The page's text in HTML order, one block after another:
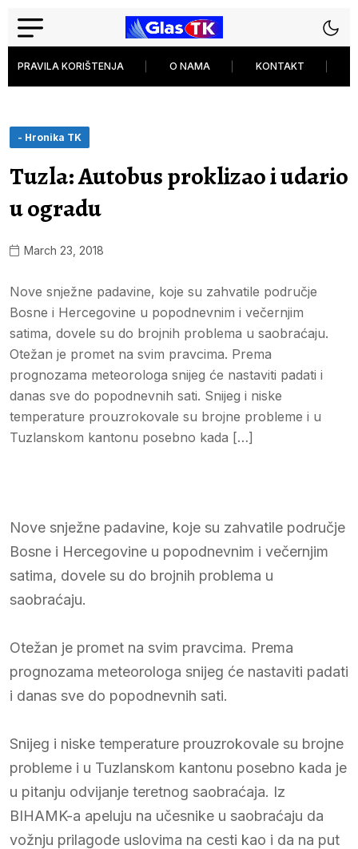
PRAVILA KORIŠTENJA O NAMA KONTAKT
- Hronika TK
Tuzla: Autobus proklizao i udario
u ogradu
March 23, 2018
Nove snježne padavine, koje su zahvatile područje
Bosne i Hercegovine u popodnevnim i večernjim
satima, dovele su do brojnih problema u saobraćaju.
Otežan je promet na svim pravcima. Prema
prognozama meteorologa snijeg će nastaviti padati i
danas sve do popodnevnih sati. Snijeg i niske
temperature prouzrokovale su brojne probleme i u
Tuzlanskom kantonu posebno kada […]
Nove snježne padavine, koje su zahvatile područje
Bosne i Hercegovine u popodnevnim i večernjim
satima, dovele su do brojnih problema u
saobraćaju.
Otežan je promet na svim pravcima. Prema
prognozama meteorologa snijeg će nastaviti padati
i danas sve do popodnevnih sati.
Snijeg i niske temperature prouzrokovale su brojne
probleme i u Tuzlanskom kantonu posebno kada je
u pitanju odvijanje teretnog saobraćaja. Iz
BIHAMK-a apeluju na učesnike u saobraćaju da
vožnju prilagode uslovima na cesti kao i da na put